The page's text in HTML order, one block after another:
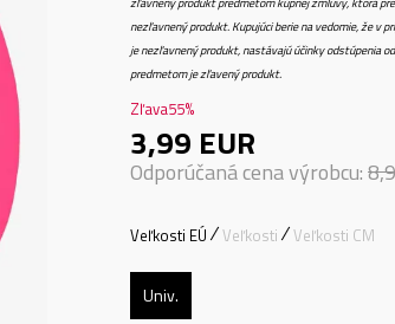
nezľavnený produkt. Kupujúci berie na vedomie, že v
je nezľavnený produkt, nastávajú účinky odstúpenia
predmetom je zľavený produkt.
Zľava55%
3,99 EUR
Odporúčaná cena výrobcu:
Veľkosti EÚ Veľkosti Veľkosti CM
Univ.